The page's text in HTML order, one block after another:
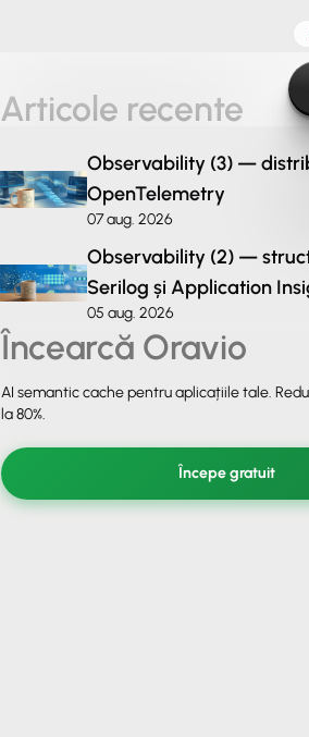
Articole recente
Observability (3) —
OpenTelemetry
07 aug. 2026
Observability (2) —
Serilog și Application
05 aug. 2026
Încearcă Oravio
AI semantic cache pentru aplicațiile tale.
la 80%.
Începe gratuit